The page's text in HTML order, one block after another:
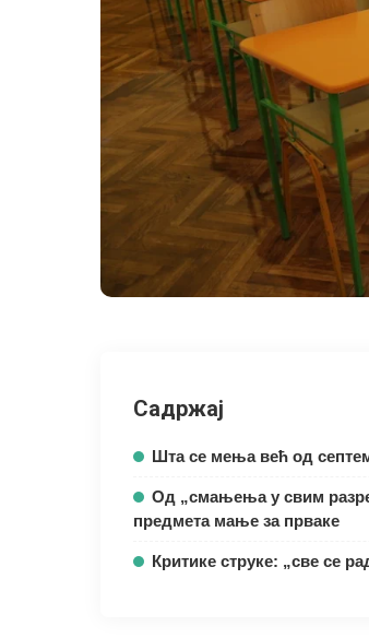
Садржај
Шта се мења већ од
Од „смањења у свим
предмета мање за прваке
Критике струке: „све се